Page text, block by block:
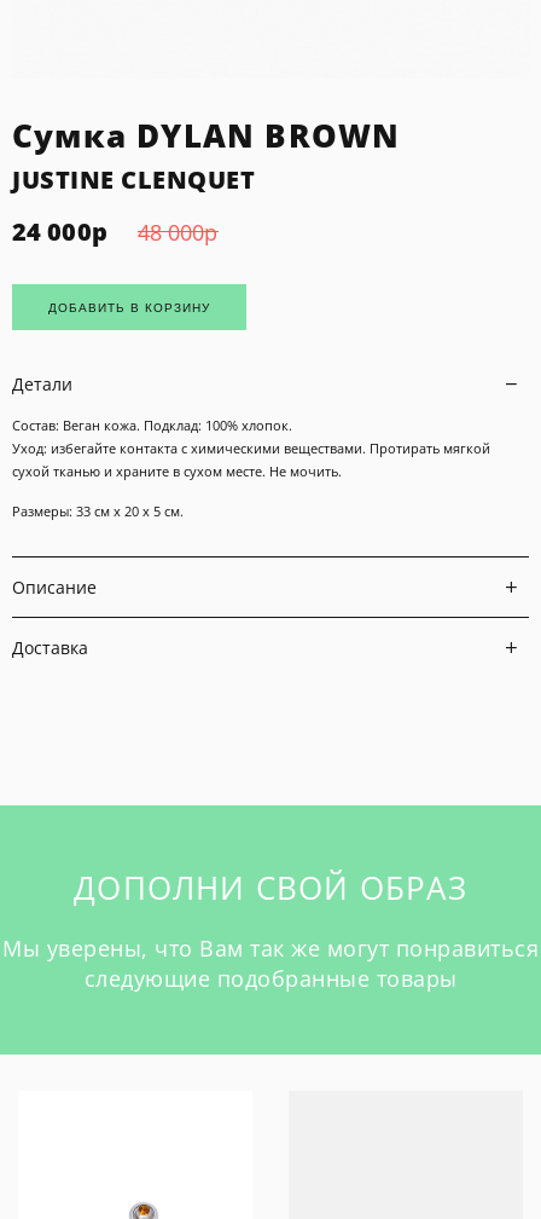
Сумка DYLAN BROWN
JUSTINE CLENQUET
24 000р 48 000р
ДОБАВИТЬ В КОРЗИНУ
Детали
Состав: Веган кожа. Подклад: 100% хлопок.
Уход: избегайте контакта с химическими веществами. Протирать мягкой
сухой тканью и храните в сухом месте. Не мочить.
Размеры: 33 см х 20 х 5 см.
Описание
Доставка
ДОПОЛНИ СВОЙ ОБРАЗ
Мы уверены, что Вам так же могут понравиться
следующие подобранные товары